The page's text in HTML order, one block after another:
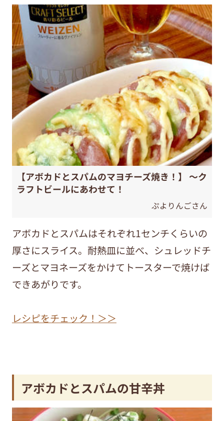
【アボカドとスパムのマヨチーズ焼き！】 ～ク
ラフトビールにあわせて！
ぷよりんごさん
アボカドとスパムはそれぞれ1センチくらいの
厚さにスライス。耐熱皿に並べ、シュレッドチ
ーズとマヨネーズをかけてトースターで焼けば
できあがりです。
レシピをチェック！＞＞
アボカドとスパムの甘辛丼